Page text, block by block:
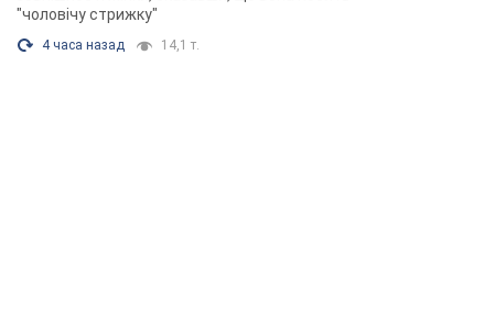
"чоловічу стрижку"
4 часа назад 14,1 т.